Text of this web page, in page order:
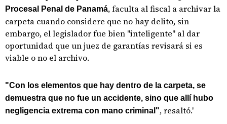
Procesal Penal de Panamá, faculta al fiscal a archivar la
carpeta cuando considere que no hay delito, sin
embargo, el legislador fue bien "inteligente" al dar
oportunidad que un juez de garantías revisará si es
viable o no el archivo.
"Con los elementos que hay dentro de la carpeta, se
demuestra que no fue un accidente, sino que allí hubo
negligencia extrema con mano criminal", resaltó.'